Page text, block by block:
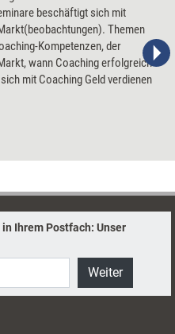
beschäftigt sich mit
Themen
Kompetenzen, der
wann Coaching erfolgreich
mit Coaching Geld verdienen
Ihrem Postfach: Unser
Weiter